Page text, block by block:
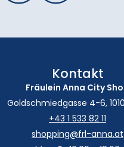
Kontakt
Fräulein Anna City
Goldschmiedgasse 4-6,
+43 1 533 82 11
shopping@frl-anna.at